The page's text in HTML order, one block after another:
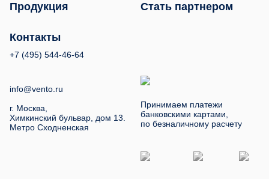
Продукция Стать партнером
Контакты
+7 (495) 544-46-64
info@vento.ru
г. Москва,
Химкинский бульвар, дом 13.
Метро Сходненская
Принимаем платежи
банковскими картами,
по безналичному расчету